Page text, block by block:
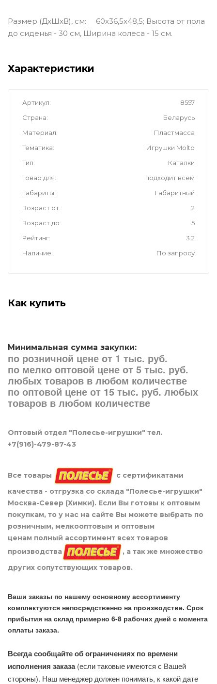
Размер (ДхШхВ), см: 60x36,5x48,5; Высота от пола
до сиденья - 30 см, Ширина колеса - 15 см.
Характеристики
Артикул
8557
Страна
Беларусь
Материал
Пластмасса
Тематика
Игрушки Molto
Тип
Каталки
Товар для
подходит всем
Габариты
Габаритный
Возраст от
2
Возраст до
5
Рейтинг
3.2
Наличие
По запросу
Как купить
Минимальная сумма закупки:
по розничной цене от 1 тыс. руб.
по мелко оптовой цене от 5 тыс. руб.
любых товаров в любом количестве
по оптовой цене от 15 тыс. руб. любых
товаров в любом количестве
Оптовый отдел "Полесье-игрушки" тел.
+7(916)-479-87-43
Все товары
с сертификатами
качества - отгрузка со склада "Полесье-игрушки"
Москва-Север (Химки). Если Вы готовы к оптовым
покупкам, то у нас на сайте Вы можете выбрать по
розничным, мелкооптовым и оптовым
ценам полный ассортимент всех товаров
производства
, а так же множество
других сопутствующих товаров.
Ваши заказы по нашему основному ассортименту
комплектуются непосредственно на производстве. Срок
прибытия на склад примерно 6-8 рабочих дней с момента
оплаты заказа.
Всегда сообщайте об ограничениях по времени
исполнения заказа(если таковые имеются с Вашей
стороны). Наш менеджер должен понимать, к какой дате